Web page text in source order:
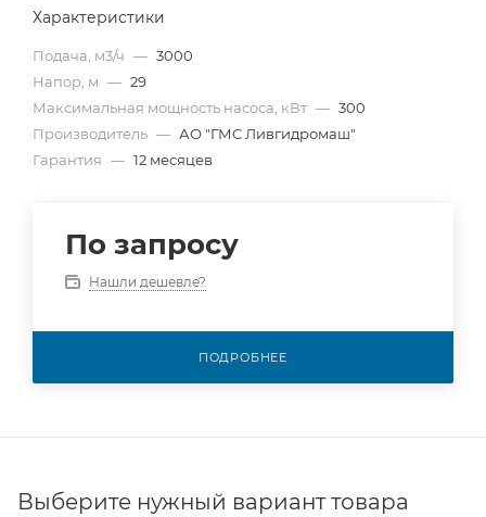
Характеристики
Подача, м3/ч — 3000
Напор, м — 29
Максимальная мощность насоса, кВт — 300
Производитель — АО "ГМС Ливгидромаш"
Гарантия — 12 месяцев
По запросу
Нашли дешевле?
ПОДРОБНЕЕ
Выберите нужный вариант товара